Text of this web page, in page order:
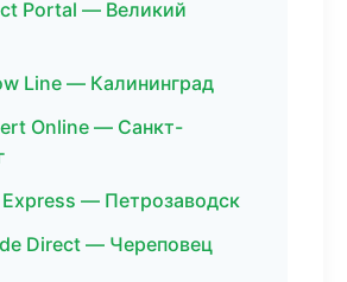
Portal — Великий
Line — Калининград
Online — Санкт-
— Петрозаводск
Direct — Череповец